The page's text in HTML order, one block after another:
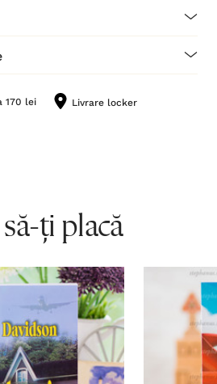
170 lei Livrare locker
ți placă